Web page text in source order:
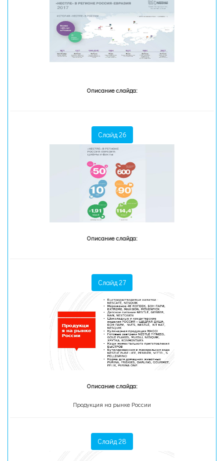
Описание слайда:
Слайд 26
Описание слайда:
Слайд 27
Описание слайда:
Продукция на рынке России
Слайд 28